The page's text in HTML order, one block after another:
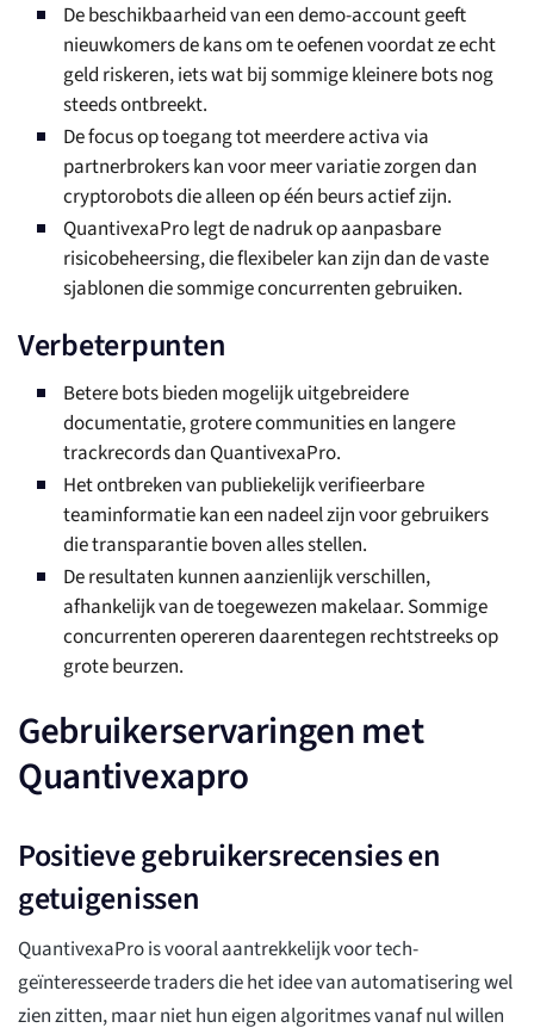
De beschikbaarheid van een demo-account geeft
nieuwkomers de kans om te oefenen voordat ze echt
geld riskeren, iets wat bij sommige kleinere bots nog
steeds ontbreekt.
De focus op toegang tot meerdere activa via
partnerbrokers kan voor meer variatie zorgen dan
cryptorobots die alleen op één beurs actief zijn.
QuantivexaPro legt de nadruk op aanpasbare
risicobeheersing, die flexibeler kan zijn dan de vaste
sjablonen die sommige concurrenten gebruiken.
Verbeterpunten
Betere bots bieden mogelijk uitgebreidere
documentatie, grotere communities en langere
trackrecords dan QuantivexaPro.
Het ontbreken van publiekelijk verifieerbare
teaminformatie kan een nadeel zijn voor gebruikers
die transparantie boven alles stellen.
De resultaten kunnen aanzienlijk verschillen,
afhankelijk van de toegewezen makelaar. Sommige
concurrenten opereren daarentegen rechtstreeks op
grote beurzen.
Gebruikerservaringen met
Quantivexapro
Positieve gebruikersrecensies en
getuigenissen
QuantivexaPro is vooral aantrekkelijk voor tech-
geïnteresseerde traders die het idee van automatisering wel
zien zitten, maar niet hun eigen algoritmes vanaf nul willen